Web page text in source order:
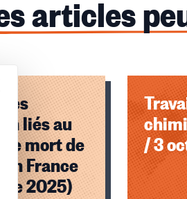
Masquer le bandeau
articles
les
liés au
mort de
en France
2025)
/ 3